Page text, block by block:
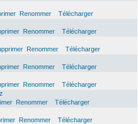
Renommer
Télécharger
Renommer
Télécharger
Renommer
Télécharger
Renommer
Télécharger
Renommer
Télécharger
Renommer
Télécharger
Renommer
Télécharger